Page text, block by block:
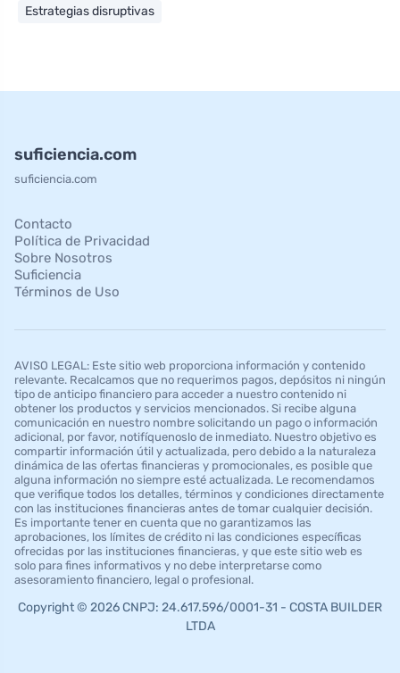
Estrategias disruptivas
suficiencia.com
suficiencia.com
Contacto
Política de Privacidad
Sobre Nosotros
Suficiencia
Términos de Uso
AVISO LEGAL: Este sitio web proporciona información y contenido
relevante. Recalcamos que no requerimos pagos, depósitos ni ningún
tipo de anticipo financiero para acceder a nuestro contenido ni
obtener los productos y servicios mencionados. Si recibe alguna
comunicación en nuestro nombre solicitando un pago o información
adicional, por favor, notifíquenoslo de inmediato. Nuestro objetivo es
compartir información útil y actualizada, pero debido a la naturaleza
dinámica de las ofertas financieras y promocionales, es posible que
alguna información no siempre esté actualizada. Le recomendamos
que verifique todos los detalles, términos y condiciones directamente
con las instituciones financieras antes de tomar cualquier decisión.
Es importante tener en cuenta que no garantizamos las
aprobaciones, los límites de crédito ni las condiciones específicas
ofrecidas por las instituciones financieras, y que este sitio web es
solo para fines informativos y no debe interpretarse como
asesoramiento financiero, legal o profesional.
Copyright © 2026 CNPJ: 24.617.596/0001-31 - COSTA BUILDER
LTDA